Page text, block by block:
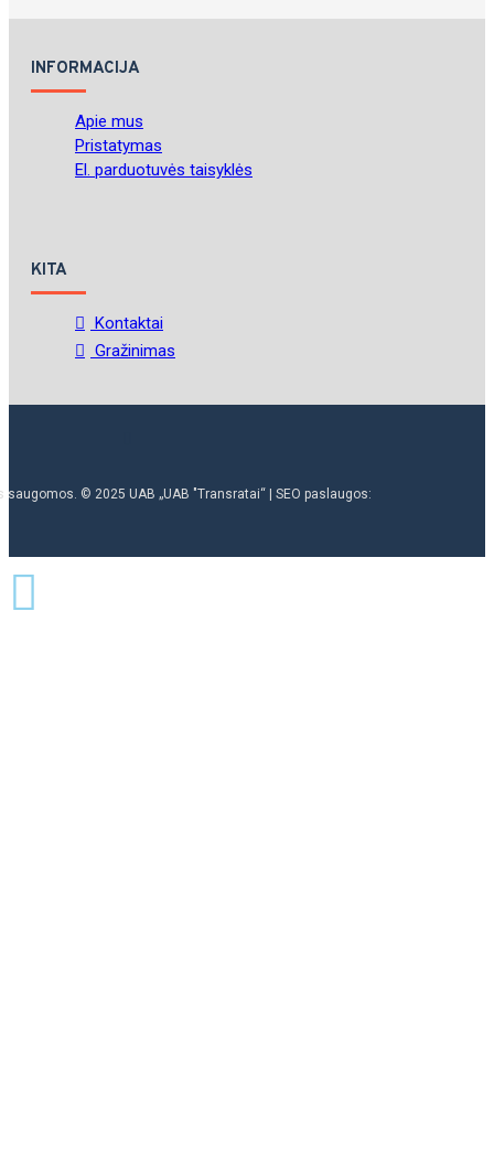
INFORMACIJA
Apie mus
Pristatymas
El. parduotuvės taisyklės
KITA
Kontaktai
Gražinimas
saugomos. © 2025 UAB „UAB "Transratai“ | SEO paslaugos: